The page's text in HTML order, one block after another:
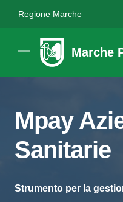
Regione Marche
Marche
Mpay
Sanitarie
Strumento per la